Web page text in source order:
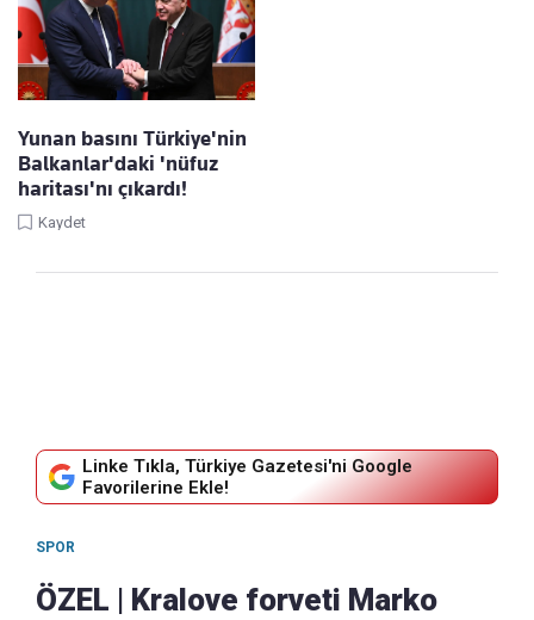
Yunan basını Türkiye'nin
Balkanlar'daki 'nüfuz
haritası'nı çıkardı!
Kaydet
Linke Tıkla, Türkiye Gazetesi'ni Google
Favorilerine Ekle!
SPOR
ÖZEL | Kralove forveti Marko